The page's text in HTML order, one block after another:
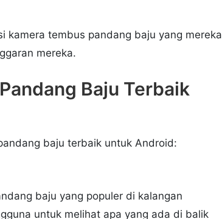
kamera tembus pandang baju yang mereka
mereka.
Baju Terbaik
baju terbaik untuk Android:
baju yang populer di kalangan
untuk melihat apa yang ada di balik